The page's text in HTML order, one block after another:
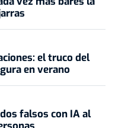
el truco del
en verano
falsos con IA al